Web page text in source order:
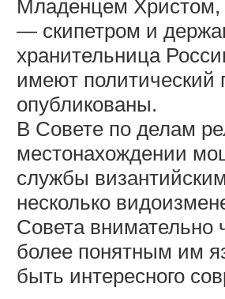
Младенцем Христом,
— скипетром и
хранительница
имеют политический
опубликованы.
В Совете по делам
местонахождении
службы
несколько
Совета внимательно
более понятным им
быть интересного